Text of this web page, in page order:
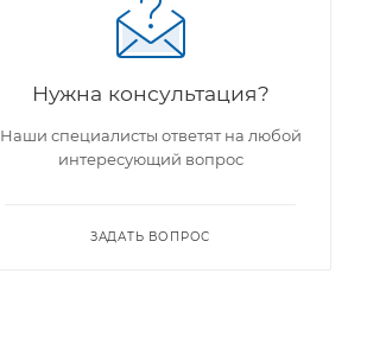
Нужна консультация?
Наши специалисты ответят на любой
интересующий вопрос
ЗАДАТЬ ВОПРОС